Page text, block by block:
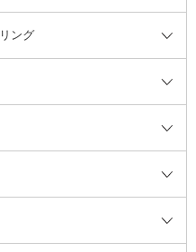
フェイスクリーム
ファンデーション
つけまつげ
ボディソープ・ハンドソープ・石
けん
ング